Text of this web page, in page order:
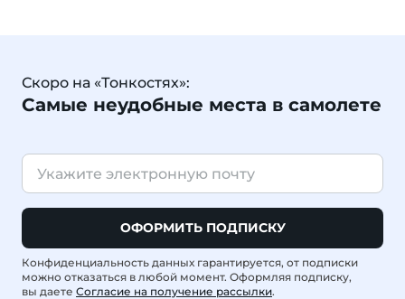
Скоро на «Тонкостях»:
Самые неудобные места в самолете
ОФОРМИТЬ ПОДПИСКУ
Конфиденциальность данных гарантируется, от подписки
можно отказаться в любой момент. Оформляя подписку,
вы даете Согласие на получение рассылки.